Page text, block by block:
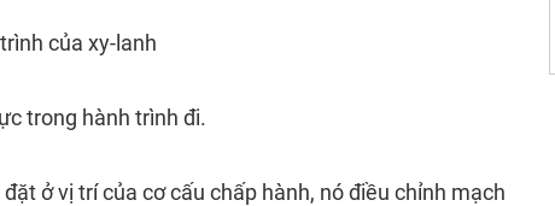
của xy-lanh
trong hành trình đi.
ở vị trí của cơ cấu chấp hành, nó điều chỉnh mạch